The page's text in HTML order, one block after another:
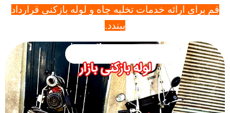
قم برای ارائه خدمات تخلیه چاه و لوله بازکنی قرارداد
ببندد.